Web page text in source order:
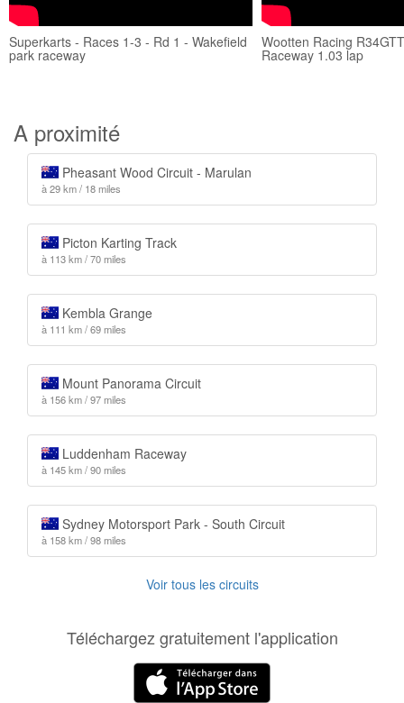
Superkarts - Races 1-3 - Rd 1 - Wakefield
park raceway
Wootten Racing
Raceway 1.03 lap
A proximité
Pheasant Wood Circuit - Marulan
à 29 km / 18 miles
Picton Karting Track
à 113 km / 70 miles
Kembla Grange
à 111 km / 69 miles
Mount Panorama Circuit
à 156 km / 97 miles
Luddenham Raceway
à 145 km / 90 miles
Sydney Motorsport Park - South Circuit
à 158 km / 98 miles
Voir tous les circuits
Téléchargez gratuitement l'application